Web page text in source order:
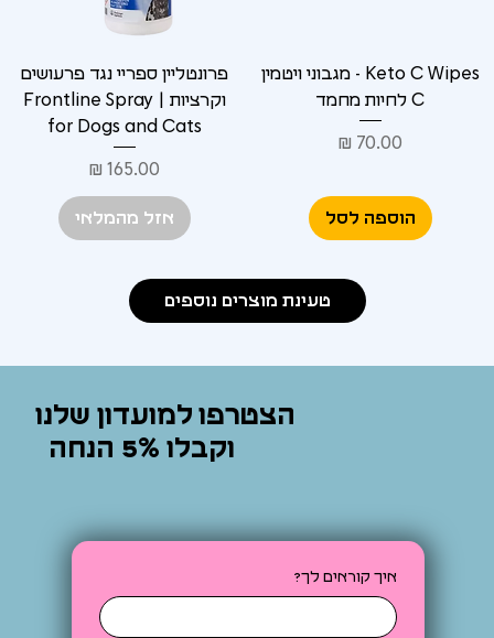
Keto C Wipes - מגבוני ויטמין
C לחיות מחמד
מחיר
הוספה לסל
פרונטליין ספריי נגד פרעושים
וקרציות | Frontline Spray
for Dogs and Cats
מחיר
אזל מהמלאי
טעינת מוצרים נוספים
הצטרפו למועדון שלנו
וקבלו 5% הנחה
איך קוראים לך?